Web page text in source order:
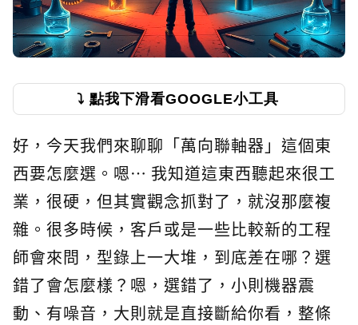
⤵️ 點我下滑看GOOGLE小工具
好，今天我們來聊聊「萬向聯軸器」這個東
西要怎麼選。嗯… 我知道這東西聽起來很工
業，很硬，但其實觀念抓對了，就沒那麼複
雜。很多時候，客戶或是一些比較新的工程
師會來問，型錄上一大堆，到底差在哪？選
錯了會怎麼樣？嗯，選錯了，小則機器震
動、有噪音，大則就是直接斷給你看，整條